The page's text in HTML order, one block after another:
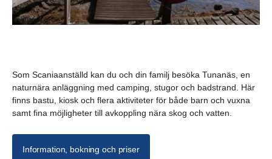
Som Scaniaanställd kan du och din familj besöka Tunanäs, en
naturnära anläggning med camping, stugor och badstrand. Här
finns bastu, kiosk och flera aktiviteter för både barn och vuxna
samt fina möjligheter till avkoppling nära skog och vatten.
Information, bokning och priser